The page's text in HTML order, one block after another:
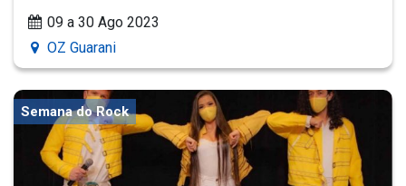
09 a 30 Ago 2023
OZ Guarani
Semana do Rock